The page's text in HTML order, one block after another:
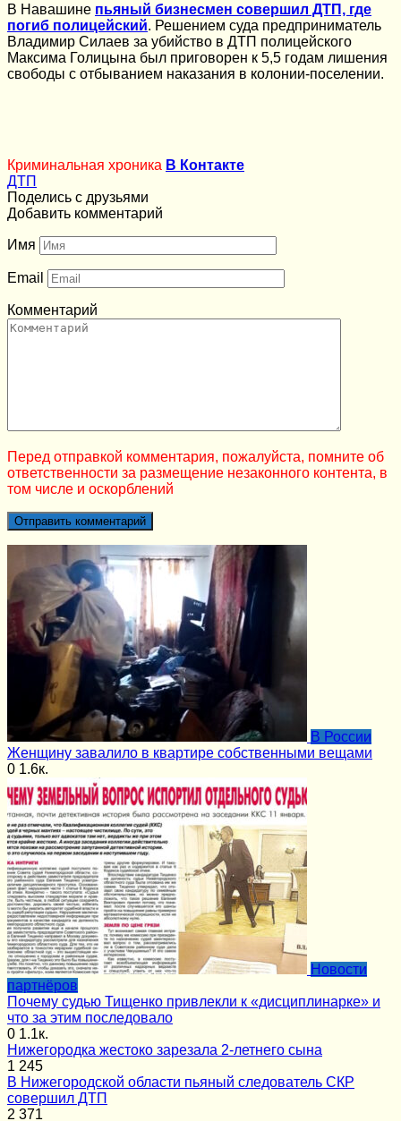
В Навашине пьяный бизнесмен совершил ДТП, где
погиб полицейский. Решением суда предприниматель
Владимир Силаев за убийство в ДТП полицейского
Максима Голицына был приговорен к 5,5 годам лишения
свободы с отбыванием наказания в колонии-поселении.
Криминальная хроника В Контакте
ДТП
Поделись с друзьями
Добавить комментарий
Имя
Email
Комментарий
Перед отправкой комментария, пожалуйста, помните об
ответственности за размещение незаконного контента, в
том числе и оскорблений
В России
Женщину завалило в квартире собственными вещами
0 1.6к.
Новости
партнёров
Почему судью Тищенко привлекли к «дисциплинарке» и
что за этим последовало
0 1.1к.
Нижегородка жестоко зарезала 2-летнего сына
1 245
В Нижегородской области пьяный следователь СКР
совершил ДТП
2 371